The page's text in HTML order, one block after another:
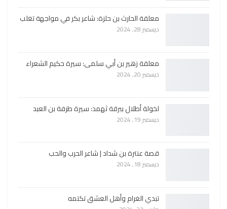
معلقة الحارث بن حلزة: شاعر بكر في مواجهة تغلب
ديسمبر 28, 2024
معلقة زهير بن أبي سلمى: سيرة حكيم الشعراء
ديسمبر 20, 2024
لخولة أطلال ببرقة ثهمد: سيرة طرفة بن العبد
ديسمبر 19, 2024
قصة عنترة بن شداد | شاعر الحرب والحب
ديسمبر 18, 2024
تبدي الغرام وأهل العشق تكتمه